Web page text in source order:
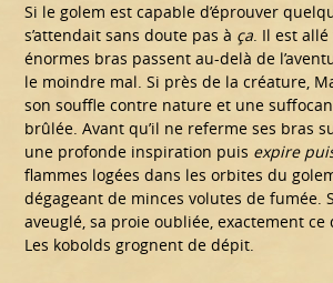
Si le golem est capable d’éprouver
s’attendait sans doute pas à ça. Il est
énormes bras passent au-delà de
le moindre mal. Si près de la créature,
son souffle contre nature et une
brûlée. Avant qu’il ne referme ses bras
une profonde inspiration puis expire
flammes logées dans les orbites du
dégageant de minces volutes de fumée.
aveuglé, sa proie oubliée, exactement ce
Les kobolds grognent de dépit.